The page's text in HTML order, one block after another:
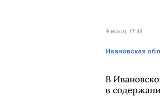
9 июня, 17:48
Ивановская
В
в